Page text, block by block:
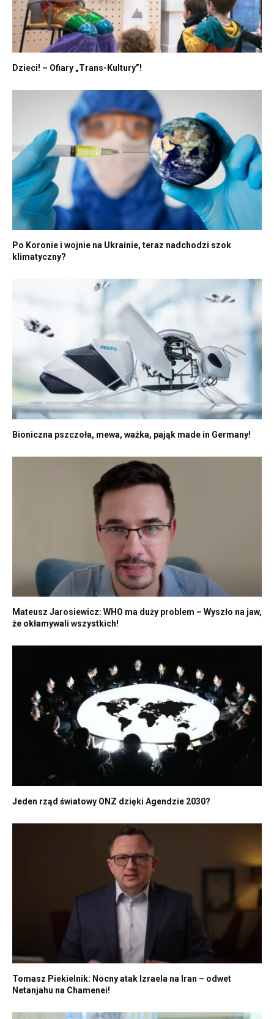
Dzieci! – Ofiary „Trans-Kultury”!
Po Koronie i wojnie na Ukrainie, teraz nadchodzi szok
klimatyczny?
Bioniczna pszczoła, mewa, ważka, pająk made in Germany!
Mateusz Jarosiewicz: WHO ma duży problem – Wyszło na jaw,
że okłamywali wszystkich!
Jeden rząd światowy ONZ dzięki Agendzie 2030?
Tomasz Piekielnik: Nocny atak Izraela na Iran – odwet
Netanjahu na Chamenei!